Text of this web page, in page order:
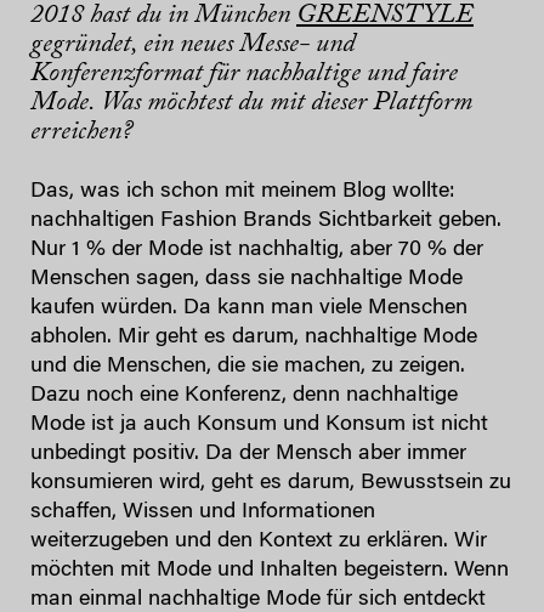
2018 hast du in München GREENSTYLE
gegründet, ein neues Messe- und
Konferenzformat für nachhaltige und faire
Mode. Was möchtest du mit dieser Plattform
erreichen?
Das, was ich schon mit meinem Blog wollte:
nachhaltigen Fashion Brands Sichtbarkeit geben.
Nur 1 % der Mode ist nachhaltig, aber 70 % der
Menschen sagen, dass sie nachhaltige Mode
kaufen würden. Da kann man viele Menschen
abholen. Mir geht es darum, nachhaltige Mode
und die Menschen, die sie machen, zu zeigen.
Dazu noch eine Konferenz, denn nachhaltige
Mode ist ja auch Konsum und Konsum ist nicht
unbedingt positiv. Da der Mensch aber immer
konsumieren wird, geht es darum, Bewusstsein zu
schaffen, Wissen und Informationen
weiterzugeben und den Kontext zu erklären. Wir
möchten mit Mode und Inhalten begeistern. Wenn
man einmal nachhaltige Mode für sich entdeckt